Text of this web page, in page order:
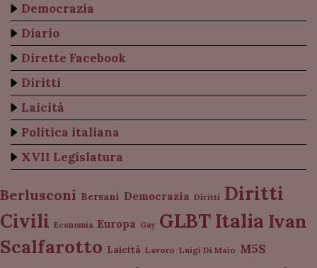
Democrazia
Diario
Dirette Facebook
Diritti
Laicità
Politica italiana
XVII Legislatura
Berlusconi Bersani Democrazia Diritti Diritti
Civili Economia Europa Gay GLBT Italia Ivan
Scalfarotto Laicità Lavoro Luigi Di Maio M5S